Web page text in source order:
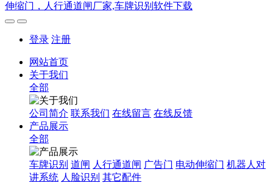
登录 注册
网站首页
关于我们
全部
公司简介 联系我们 在线留言 在线反馈
产品展示
全部
车牌识别 道闸 人行通道闸 广告门 电动伸缩门 机器人对
讲系统 人脸识别 其它配件